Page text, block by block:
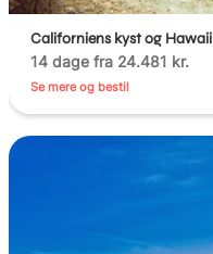
Californiens kyst og Hawaii
14 dage fra 24.481 kr.
Se mere og bestil